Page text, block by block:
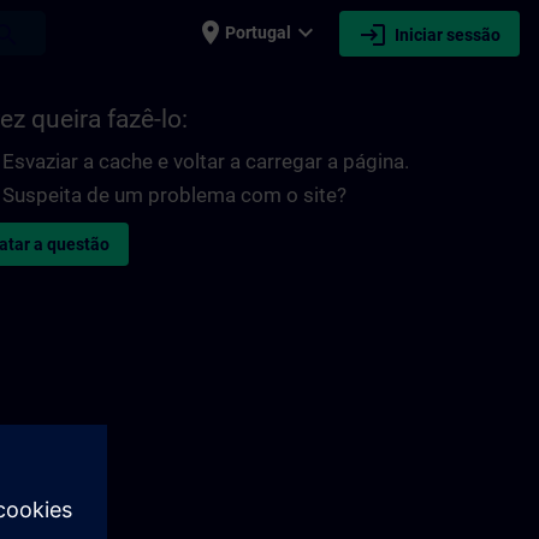
place Portugal expand_more login Iniciar sessão
queira fazê-lo:
Esvaziar a cache e voltar a carregar a página.
Suspeita de um problema com o site?
a questão